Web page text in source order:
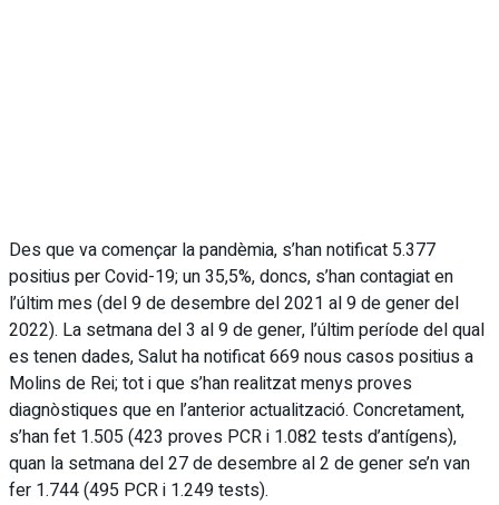
Des que va començar la pandèmia, s’han notificat 5.377
positius per Covid-19; un 35,5%, doncs, s’han contagiat en
l’últim mes (del 9 de desembre del 2021 al 9 de gener del
2022). La setmana del 3 al 9 de gener, l’últim període del qual
es tenen dades, Salut ha notificat 669 nous casos positius a
Molins de Rei; tot i que s’han realitzat menys proves
diagnòstiques que en l’anterior actualització. Concretament,
s’han fet 1.505 (423 proves PCR i 1.082 tests d’antígens),
quan la setmana del 27 de desembre al 2 de gener se’n van
fer 1.744 (495 PCR i 1.249 tests).